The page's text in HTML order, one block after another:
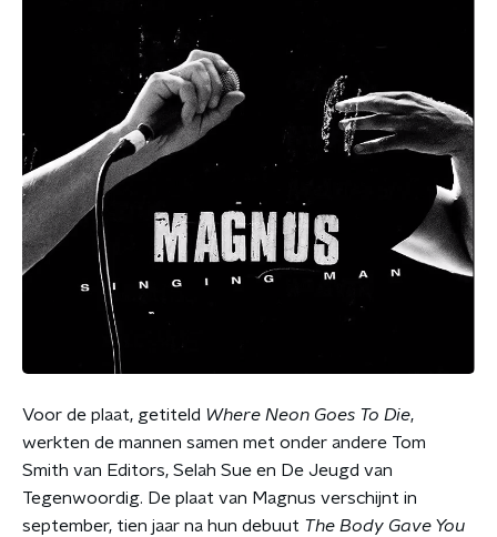
Voor de plaat, getiteld Where Neon Goes To Die,
werkten de mannen samen met onder andere Tom
Smith van Editors, Selah Sue en De Jeugd van
Tegenwoordig. De plaat van Magnus verschijnt in
september, tien jaar na hun debuut The Body Gave You